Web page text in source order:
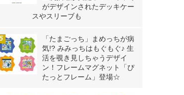
がデザインされたデッキケー
スやスリーブも
「たまごっち」まめっちが病
気!? みみっちはもぐもぐ♪ 生
活を覗き見しちゃうデザイ
ン！フレームマグネット「ぴ
たっとフレーム」登場☆